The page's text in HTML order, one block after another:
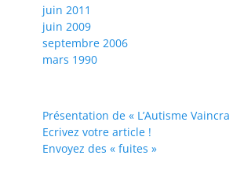
juin 2011
juin 2009
septembre 2006
mars 1990
Présentation de « L’Autisme Vaincra
Ecrivez votre article !
Envoyez des « fuites »